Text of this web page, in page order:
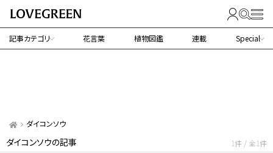
記事カテゴリ 花言葉 植物図鑑 連載 Special
ダイコンソウ
ダイコンソウの記事 1件 / 全1件